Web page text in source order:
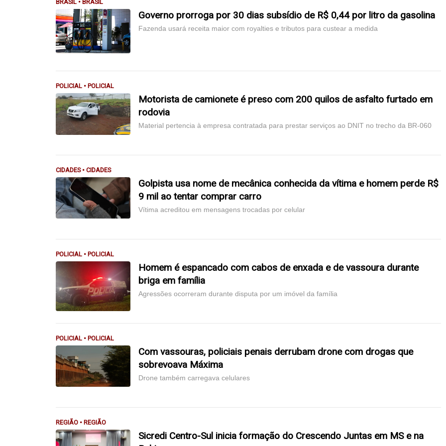
BRASIL • BRASIL
Governo prorroga por 30 dias subsídio de R$ 0,44 por litro da gasolina
Fazenda usará receita maior com royalties e tributos para custear a medida
POLICIAL • POLICIAL
Motorista de camionete é preso com 200 quilos de asfalto furtado em
rodovia
Material pertencia à empresa contratada para prestar serviços ao DNIT no trecho da BR-060
CIDADES • CIDADES
Golpista usa nome de mecânica conhecida da vítima e homem perde R$
9 mil ao tentar comprar carro
Vítima acreditou em mensagens trocadas por celular
POLICIAL • POLICIAL
Homem é espancado com cabos de enxada e de vassoura durante
briga em família
Agressões ocorreram durante disputa por um imóvel da família
POLICIAL • POLICIAL
Com vassouras, policiais penais derrubam drone com drogas que
sobrevoava Máxima
Drone também carregava celulares
REGIÃO • REGIÃO
Sicredi Centro-Sul inicia formação do Crescendo Juntas em MS e na